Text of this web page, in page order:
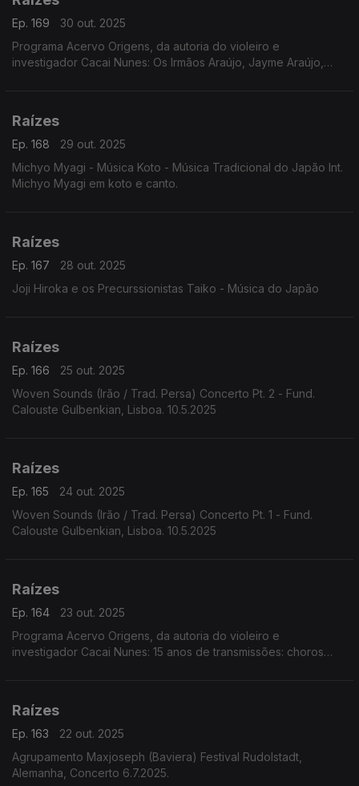
Ep. 169
30 out. 2025
Programa Acervo Origens, da autoria do violeiro e
investigador Cacai Nunes: Os Irmãos Araújo, Jayme Araújo,
Raízes
Ep. 168
29 out. 2025
Michyo Myagi - Música Koto - Música Tradicional do Japão Int.
Michyo Myagi em koto e canto.
Raízes
Ep. 167
28 out. 2025
Joji Hiroka e os Precurssionistas Taiko - Música do Japão
Raízes
Ep. 166
25 out. 2025
Woven Sounds (Irão / Trad. Persa) Concerto Pt. 2 - Fund.
Calouste Gulbenkian, Lisboa. 10.5.2025
Raízes
Ep. 165
24 out. 2025
Woven Sounds (Irão / Trad. Persa) Concerto Pt. 1 - Fund.
Calouste Gulbenkian, Lisboa. 10.5.2025
Raízes
Ep. 164
23 out. 2025
Programa Acervo Origens, da autoria do violeiro e
investigador Cacai Nunes: 15 anos de transmissões: choros
Raízes
Ep. 163
22 out. 2025
Agrupamento Maxjoseph (Baviera) Festival Rudolstadt,
Alemanha, Concerto 6.7.2025.